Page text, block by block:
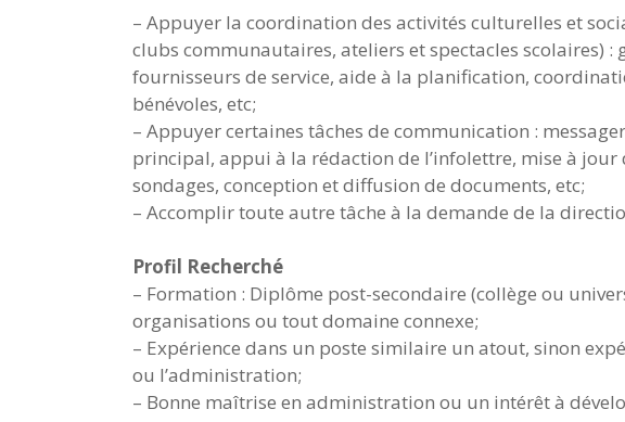
– Appuyer la coordination des activités culturelles et
clubs communautaires, ateliers et spectacles scolaires) :
fournisseurs de service, aide à la planification,
bénévoles, etc;
– Appuyer certaines tâches de communication :
principal, appui à la rédaction de l’infolettre, mise à
sondages, conception et diffusion de documents, etc;
– Accomplir toute autre tâche à la demande de la
Profil Recherché
– Formation : Diplôme post-secondaire (collège ou
organisations ou tout domaine connexe;
– Expérience dans un poste similaire un atout, sinon
ou l’administration;
– Bonne maîtrise en administration ou un intérêt à